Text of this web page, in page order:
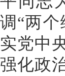
调“两
实党中
强化政